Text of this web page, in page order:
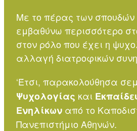
Με το πέρας των
εμβαθύνω περισσότερο
στον ρόλο που έχει η
αλλαγή διατροφικών
‘Έτσι, παρακολούθησα
Ψυχολογίας και
Ενηλίκων από το
Πανεπιστήμιο Αθηνών.